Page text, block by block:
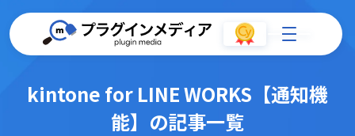
kintone for LINE WORKS【通知機
能】の記事一覧